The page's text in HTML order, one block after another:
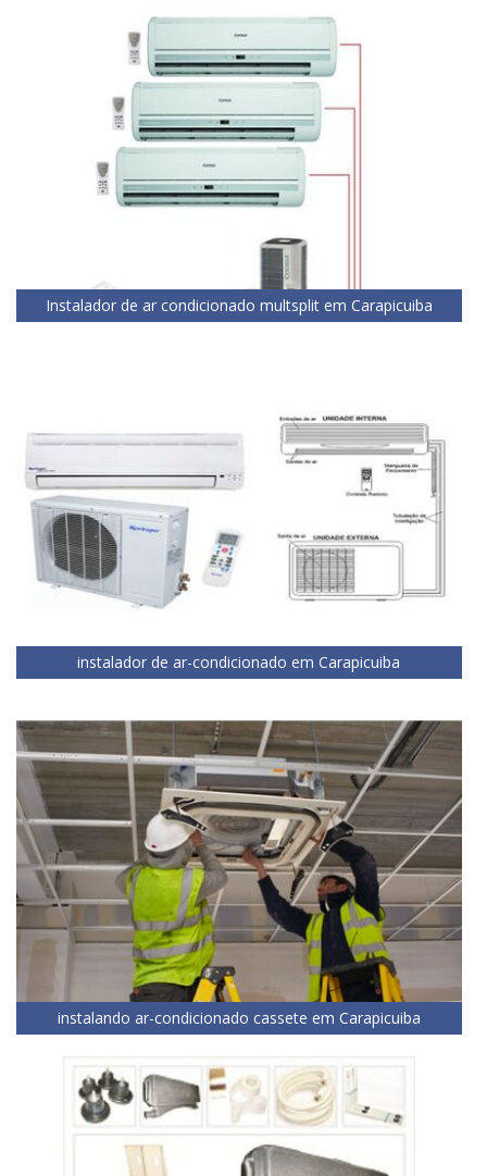
Instalador de ar condicionado multsplit em Carapicuiba
instalador de ar-condicionado em Carapicuiba
instalando ar-condicionado cassete em Carapicuiba